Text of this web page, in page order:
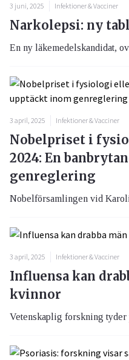
3 juni, 2025 Infektioner & Vacciner
Narkolepsi: ny
En ny läkemedelskandidat,
3 april, 2025 Infektioner & Vacciner
Nobelpriset i
2024: En
genreglering
Nobelförsamlingen vid
3 april, 2025 Infektioner & Vacciner
Influensa kan
kvinnor
Vetenskaplig forskning tyder